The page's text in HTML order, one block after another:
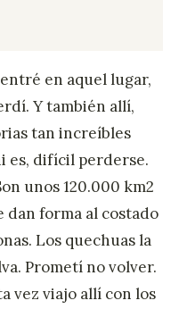
en aquel lugar,
Y también allí,
tan increíbles
es, difícil perderse.
unos 120.000 km2
forma al costado
Los quechuas la
Prometí no volver.
vez viajo allí con los